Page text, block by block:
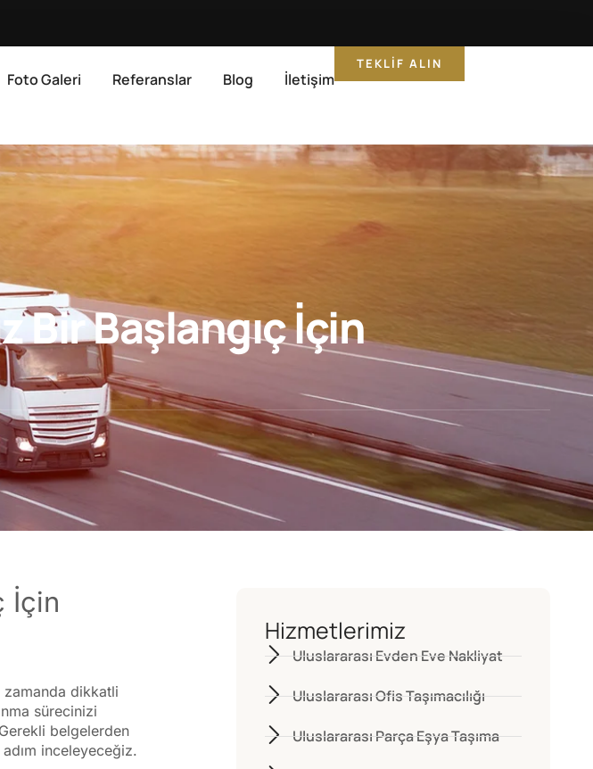
Foto Galeri Referanslar Blog İletişim
TEKLIF ALIN
Bir Başlangıç İçin
İçin
zamanda dikkatli
sürecinizi
belgelerden
inceleyeceğiz.
Hizmetlerimiz
Uluslararası Evden Eve Nakliyat
Uluslararası Ofis Taşımacılığı
Uluslararası Parça Eşya Taşıma